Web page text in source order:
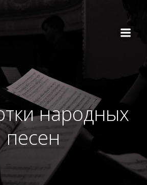
народных
песен